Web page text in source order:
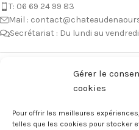
Gérer le
cookies
Pour offrir les meilleures
telles que les cookies pour stocker
T: 06 69 24 99 83
Mail :
Secrétariat : Du lundi au
Avant de nous écrire, n’hésitez
réponse à votre question !